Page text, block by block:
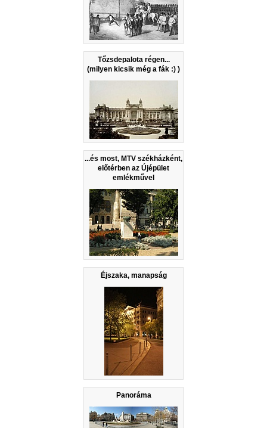
Tőzsdepalota régen...
(milyen kicsik még a fák :) )
...és most, MTV székházként,
előtérben az Újépület
emlékművel
Éjszaka, manapság
Panoráma